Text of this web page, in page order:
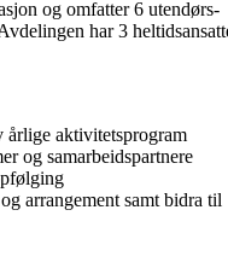
og omfatter 6 utendørs-
har 3
aktivitetsprogram
og samarbeidspartnere
arrangement samt bidra til